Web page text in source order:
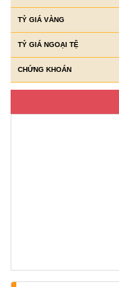
TỶ GIÁ VÀNG
TỶ GIÁ NGOẠI TỆ
CHỨNG KHOÁN